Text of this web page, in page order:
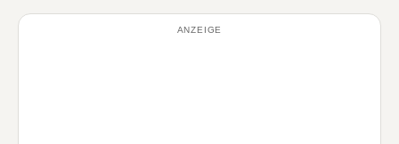
ANZEIGE